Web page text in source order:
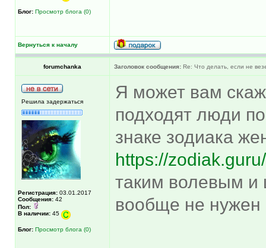
Блог: Просмотр блога (0)
Вернуться к началу
forumchanka Заголовок сообщения: Re: Что делать, если не
Решила задержаться
Регистрация: 03.01.2017
Сообщения: 42
Пол:
В наличии: 45
Блог: Просмотр блога (0)
Я может вам
подходят люди
знаке зодиака
https://
таким волевым
вообще не нужен